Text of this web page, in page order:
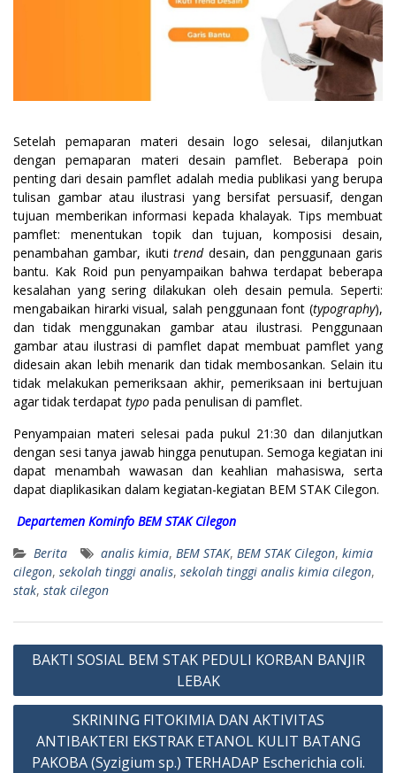
Setelah pemaparan materi desain logo selesai, dilanjutkan
dengan pemaparan materi desain pamflet. Beberapa poin
penting dari desain pamflet adalah media publikasi yang berupa
tulisan gambar atau ilustrasi yang bersifat persuasif, dengan
tujuan memberikan informasi kepada khalayak. Tips membuat
pamflet: menentukan topik dan tujuan, komposisi desain,
penambahan gambar, ikutitrenddesain, dan penggunaan garis
bantu. Kak Roid pun penyampaikan bahwa terdapat beberapa
kesalahan yang sering dilakukan oleh desain pemula. Seperti:
mengabaikan hirarki visual, salah penggunaan font (typography),
dan tidak menggunakan gambar atau ilustrasi. Penggunaan
gambar atau ilustrasi di pamflet dapat membuat pamflet yang
didesain akan lebih menarik dan tidak membosankan. Selain itu
tidak melakukan pemeriksaan akhir, pemeriksaan ini bertujuan
agar tidak terdapat typo pada penulisan di pamflet.
Penyampaian materi selesai pada pukul 21:30 dan dilanjutkan
dengan sesi tanya jawab hingga penutupan. Semoga kegiatan ini
dapat menambah wawasan dan keahlian mahasiswa, serta
dapat diaplikasikan dalam kegiatan-kegiatan BEM STAK Cilegon.
Departemen Kominfo BEM STAK Cilegon
Berita
analis kimia, BEM STAK, BEM STAK Cilegon, kimia
cilegon, sekolah tinggi analis, sekolah tinggi analis kimia cilegon,
stak, stak cilegon
Navigasi
BAKTI SOSIAL BEM STAK PEDULI KORBAN BANJIR
LEBAK
SKRINING FITOKIMIA DAN AKTIVITAS
ANTIBAKTERI EKSTRAK ETANOL KULIT BATANG
PAKOBA (Syzigium sp.) TERHADAP Escherichia coli.